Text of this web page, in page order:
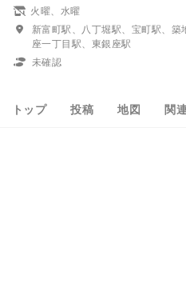
火曜、水曜
新富町駅、八丁堀駅、宝町駅、築
座一丁目駅、東銀座駅
未確認
トップ 投稿 地図 関